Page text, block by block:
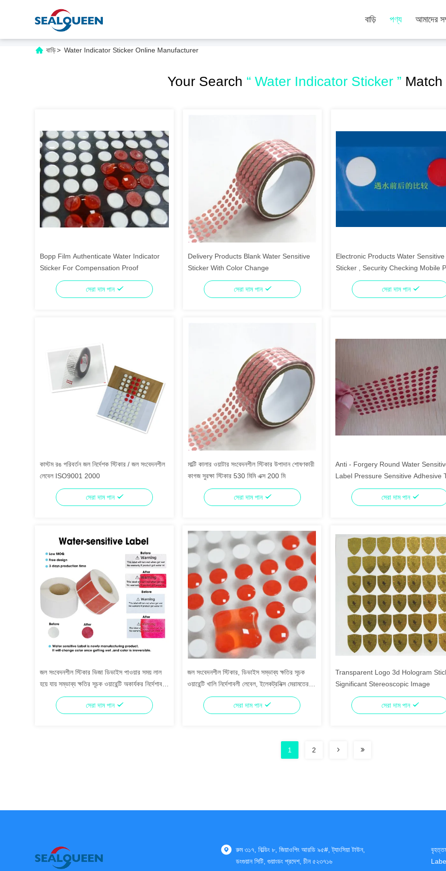
বাড়ি পণ্য আমাদের
বাড়ি> Water Indicator Sticker Online Manufacturer
Your Search “ Water Indicator Sticker ” Match
Bopp Film Authenticate Water Indicator
Sticker For Compensation Proof
সেরা দাম পান
Delivery Products Blank Water Sensitive
Sticker With Color Change
সেরা দাম পান
Electronic Products Water Sensitive
Sticker , Security Checking Mobile
Stickers
সেরা দাম পান
কাস্টম রঙ পরিবর্তন জল নির্দেশক স্টিকার / জল সংবেদনশীল
লেবেল ISO9001 2000
সেরা দাম পান
মাল্টি কালার ওয়াটার সংবেদনশীল স্টিকার উপাদান শোষণকারী
কাগজ সুরক্ষা স্টিকার 530 মিমি এক্স 200 মি
সেরা দাম পান
Anti - Forgery Round Water
Label Pressure Sensitive Adhesive
সেরা দাম পান
জল সংবেদনশীল স্টিকার ভিজা ডিভাইস পাওয়ার সময় লাল
হয়ে যায় সম্ভাব্য ক্ষতির সূচক ওয়ারেন্টি অকার্যকর নির্দেশাবলী
তরল সেন্সর লেবেল
সেরা দাম পান
জল সংবেদনশীল স্টিকার, ডিভাইস সম্ভাব্য ক্ষতির সূচক
ওয়ারেন্টি খালি নির্দেশাবলী লেবেল, ইলেকট্রনিক্স মেরামতের
জন্য তরল সেন্সর লেবেল
সেরা দাম পান
Transparent Logo 3d Hologram
Significant Stereoscopic Image
সেরা দাম পান
1 2
রুম ৩১৭, বিল্ডিং ৮, জিয়াওপিং আরডি ৯৫#, ট্যাংসিয়া টাউন,
ডংগুয়ান সিটি, গুয়াংডং প্রদেশ, চীন ৫২৩৭১৬